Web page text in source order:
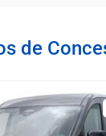
de